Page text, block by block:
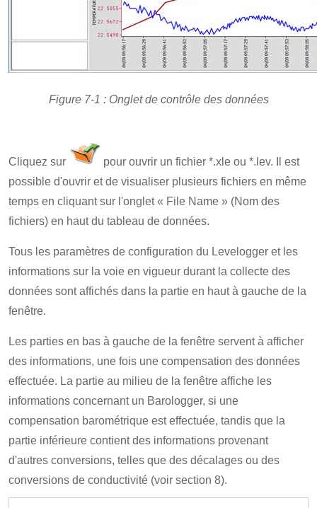
Figure 7-1 : Onglet de contrôle des données
Cliquez sur
pour ouvrir un fichier *.xle ou *.lev. Il est
possible d'ouvrir et de visualiser plusieurs fichiers en même
temps en cliquant sur l'onglet « File Name » (Nom des
fichiers) en haut du tableau de données.
Tous les paramètres de configuration du Levelogger et les
informations sur la voie en vigueur durant la collecte des
données sont affichés dans la partie en haut à gauche de la
fenêtre.
Les parties en bas à gauche de la fenêtre servent à afficher
des informations, une fois une compensation des données
effectuée. La partie au milieu de la fenêtre affiche les
informations concernant un Barologger, si une
compensation barométrique est effectuée, tandis que la
partie inférieure contient des informations provenant
d'autres conversions, telles que des décalages ou des
conversions de conductivité (voir section 8).